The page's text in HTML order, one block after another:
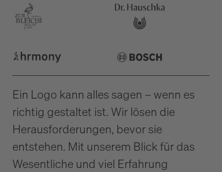
Ein Logo kann alles sagen – wenn es
richtig gestaltet ist. Wir lösen die
Herausforderungen, bevor sie
entstehen. Mit unserem Blick für das
Wesentliche und viel Erfahrung